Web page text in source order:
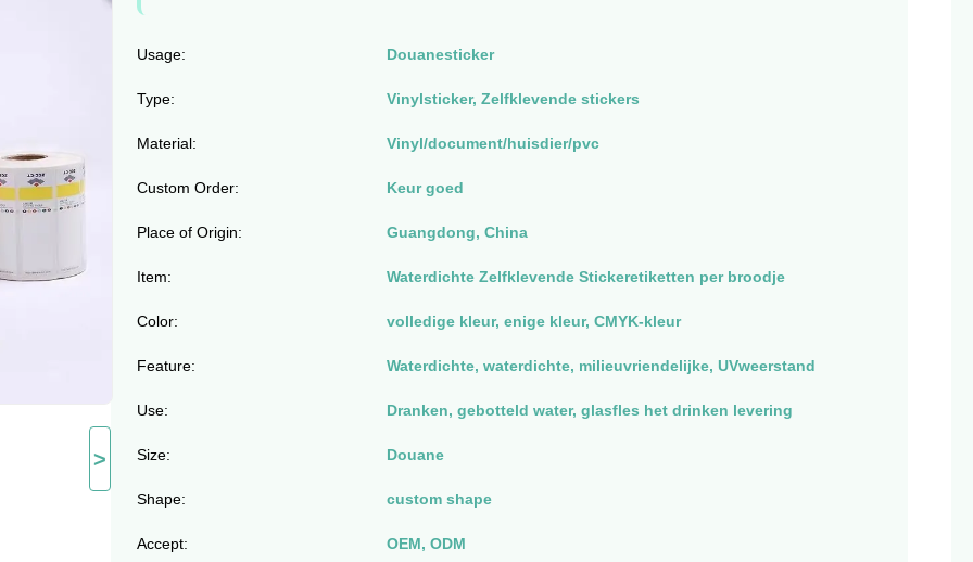
>
Usage: Douanesticker
Type: Vinylsticker, Zelfklevende stickers
Material: Vinyl/document/huisdier/pvc
Custom Order: Keur goed
Place of Origin: Guangdong, China
Item: Waterdichte Zelfklevende Stickeretiketten per broodje
Color: volledige kleur, enige kleur, CMYK-kleur
Feature: Waterdichte, waterdichte, milieuvriendelijke, UVweerstand
Use: Dranken, gebotteld water, glasfles het drinken levering
Size: Douane
Shape: custom shape
Accept: OEM, ODM